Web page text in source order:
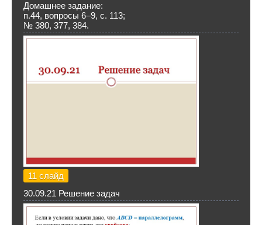
Домашнее задание:
п.44, вопросы 6–9, с. 113;
№ 380, 377, 384.
11 слайд
30.09.21 Решение задач